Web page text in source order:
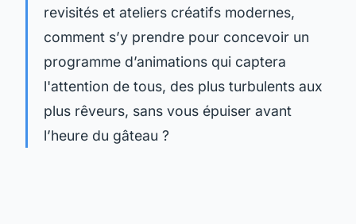
revisités et ateliers créatifs modernes,
comment s’y prendre pour concevoir un
programme d’animations qui captera
l'attention de tous, des plus turbulents aux
plus rêveurs, sans vous épuiser avant
l’heure du gâteau ?